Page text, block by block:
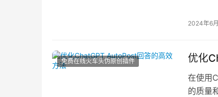
2024年6
免费在线火车头伪原创插件 优化
在使用
的质量